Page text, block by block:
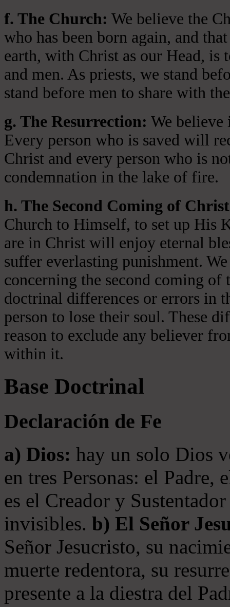
f. The Church: We believe the
who has been born again, and
earth, with Christ as our Head, is
and men. As priests, we stand
stand before men to share with
g. The Resurrection: We believe
Every person who is saved will
Christ and every person who is
condemnation in the lake of fire.
h. The Second Coming of
Church to Himself, to set up His
are in Christ will enjoy eternal
suffer everlasting punishment.
concerning the second coming
doctrinal differences or errors in
person to lose their soul. These
reason to exclude any believer
within it.
Base Doctrinal
Declaración de Fe
a) Dios: hay un solo Dios
en tres Personas: el
es el Creador y
invisibles. b) El Señor
Señor Jesucristo, su
muerte redentora, su
presente a la diestra del